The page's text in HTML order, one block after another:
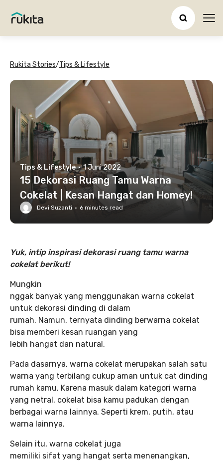
Rukita Stories/Tips & Lifestyle
Tips & Lifestyle · 1 Juni 2022
15 Dekorasi Ruang Tamu Warna
Cokelat | Kesan Hangat dan Homey!
Devi Suzanti · 6 minutes read
Yuk, intip inspirasi dekorasi ruang tamu warna
cokelat berikut!
Mungkin
nggak banyak yang menggunakan warna cokelat
untuk dekorasi dinding di dalam
rumah. Namun, ternyata dinding berwarna cokelat
bisa memberi kesan ruangan yang
lebih hangat dan natural.
Pada dasarnya, warna cokelat merupakan salah satu
warna yang terbilang cukup aman untuk cat dinding
rumah kamu. Karena masuk dalam kategori warna
yang netral, cokelat bisa kamu padukan dengan
berbagai warna lainnya. Seperti krem, putih, atau
warna lainnya.
Selain itu, warna cokelat juga
memiliki sifat yang hangat serta menenangkan,